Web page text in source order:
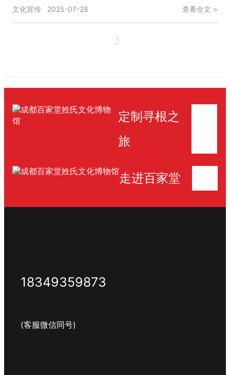
文化宣传 2025-07-28 查看全文 >
Loading
定制寻根之
旅
走进百家堂
18349359873
(客服微信同号)